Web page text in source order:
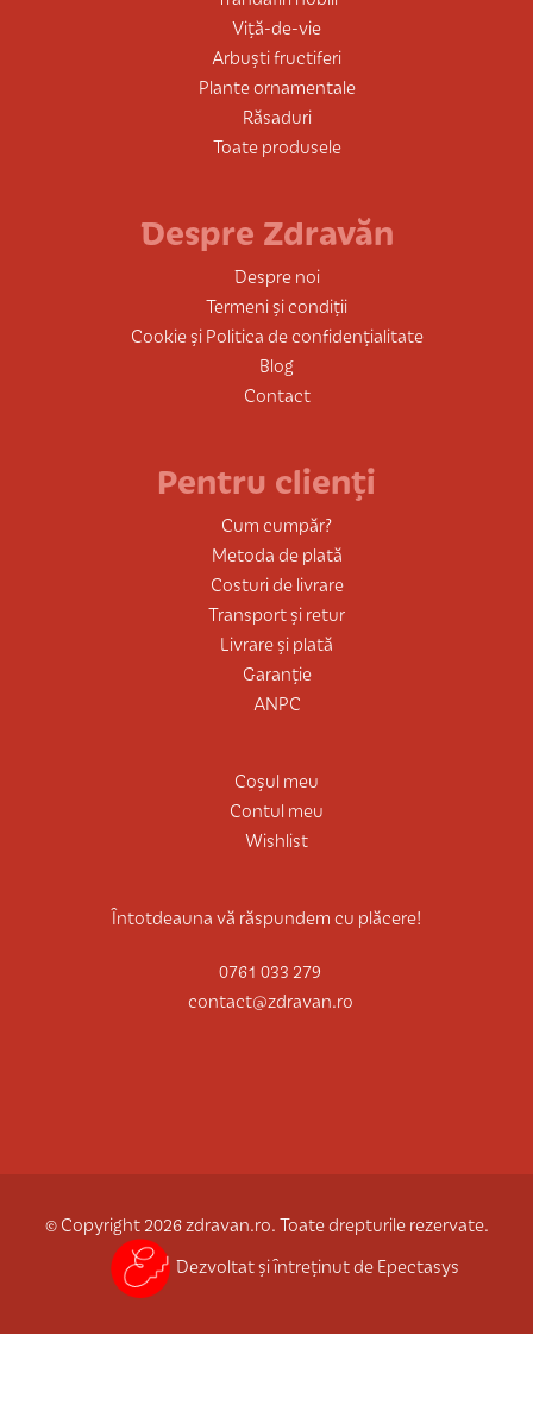
Viță-de-vie
Arbuști fructiferi
Plante ornamentale
Răsaduri
Toate produsele
Despre Zdravăn
Despre noi
Termeni și condiții
Cookie și Politica de confidențialitate
Blog
Contact
Pentru clienți
Cum cumpăr?
Metoda de plată
Costuri de livrare
Transport și retur
Livrare și plată
Garanție
ANPC
Coșul meu
Contul meu
Wishlist
Întotdeauna vă răspundem cu plăcere!
0761 033 279
contact@zdravan.ro
© Copyright 2026 zdravan.ro. Toate drepturile rezervate.
Dezvoltat și întreținut de Epectasys